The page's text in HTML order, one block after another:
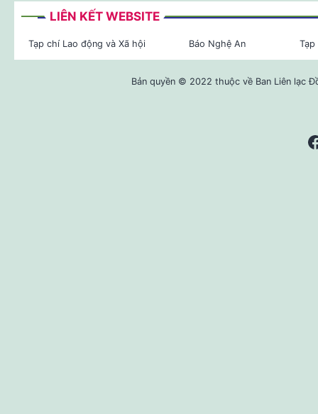
LIÊN KẾT WEBSITE
Tạp chí Lao động và Xã hội Báo Nghệ An
Bản quyền © 2022 thuộc về Ban Liên lạc